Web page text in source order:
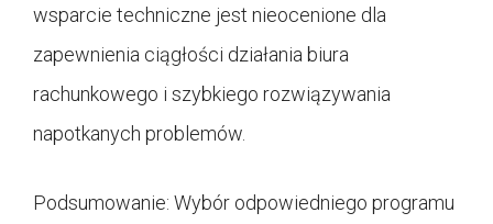
wsparcie techniczne jest nieocenione dla
zapewnienia ciągłości działania biura
rachunkowego i szybkiego rozwiązywania
napotkanych problemów.
Podsumowanie: Wybór odpowiedniego programu